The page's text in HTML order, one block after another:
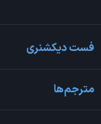
فست دیکشنری
مترجم‌ها